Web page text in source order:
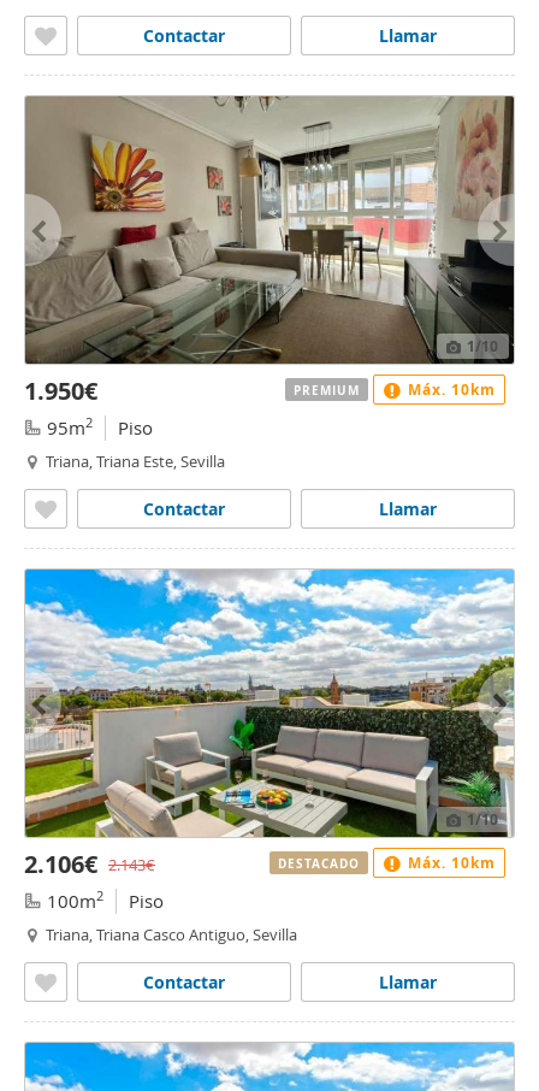
Llamar
Contactar
1/10
1.950€
95m2 Piso
Triana, Triana Este, Sevilla
Llamar
Contactar
PREMIUM Máx. 10km
1/10
2.106€ 2.143€
100m2 Piso
Triana, Triana Casco Antiguo, Sevilla
Llamar
Contactar
DESTACADO Máx. 10km